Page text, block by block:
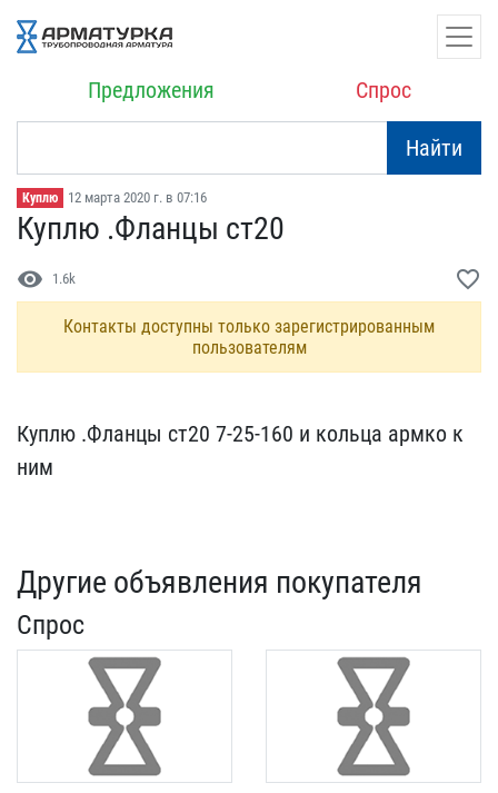
Предложения Спрос
Найти
Куплю 12 марта 2020 г. в 07:16
Куплю .Фланцы ст20
visibility 1.6k favorite_border
Контакты доступны только зарегистрированным
пользователям
Куплю .Фланцы ст20 7-25-​160 и кольца армко к
ним
Другие объявления покупателя
Спрос